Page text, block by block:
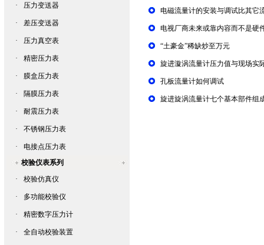
·
压力变送器
· 差压变送器
· 压力真空表
· 精密压力表
· 膜盒压力表
· 隔膜压力表
· 耐震压力表
· 不锈钢压力表
·
电接点压力表
校验仪表系列
·
校验仿真仪
· 多功能校验仪
· 精密数字压力计
· 全自动校验装置
电磁流量计的安装与调试比其它
电视厂商未来或靠内容而不是硬
“土豪金”稀缺炒至万元
旋进漩涡流量计压力值与现场实
孔板流量计如何调试
旋进旋涡流量计七个基本部件组